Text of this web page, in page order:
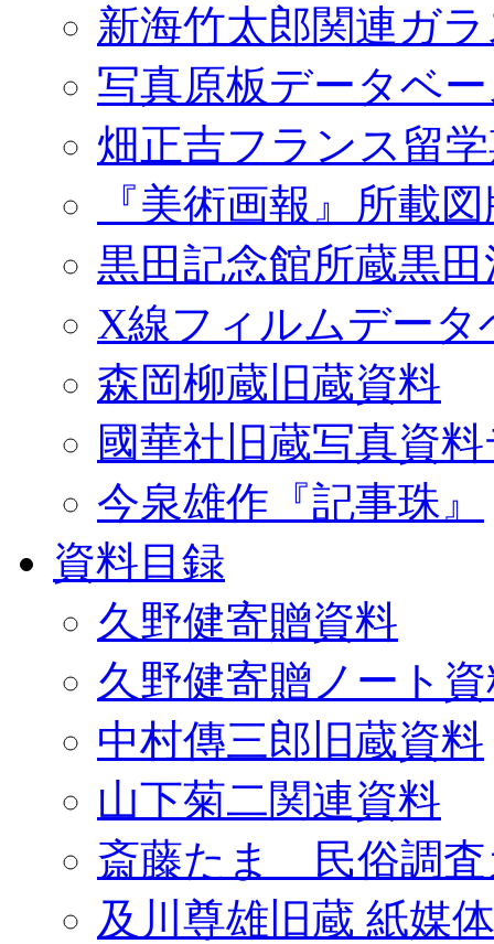
新海竹太郎関連ガ
写真原板データベ
畑正吉フランス留
『美術画報』所載
黒田記念館所蔵黒
X線フィルムデータ
森岡柳蔵旧蔵資料
國華社旧蔵写真資
今泉雄作『記事珠』
資料目録
久野健寄贈資料
久野健寄贈ノート
中村傳三郎旧蔵資料
山下菊二関連資料
斎藤たま 民俗調査
及川尊雄旧蔵 紙媒